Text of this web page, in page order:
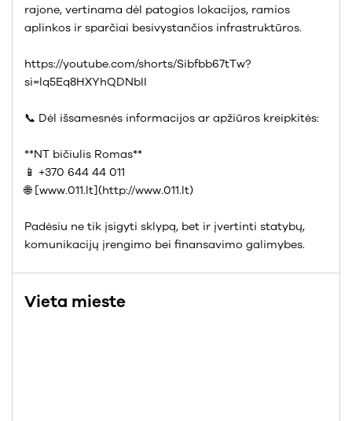
rajone, vertinama dėl patogios lokacijos, ramios
aplinkos ir sparčiai besivystančios infrastruktūros.
https://youtube.com/shorts/Sibfbb67tTw?
si=lq5Eq8HXYhQDNbII
📞 Dėl išsamesnės informacijos ar apžiūros kreipkitės:
**NT bičiulis Romas**
📱 +370 644 44 011
🌐 [www.011.lt](http://www.011.lt)
Padėsiu ne tik įsigyti sklypą, bet ir įvertinti statybų,
komunikacijų įrengimo bei finansavimo galimybes.
Vieta mieste